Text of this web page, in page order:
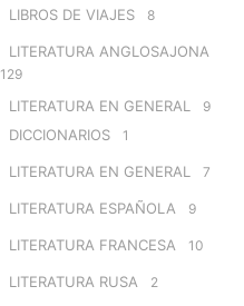
LIBROS DE VIAJES 8
LITERATURA ANGLOSAJONA
129
LITERATURA EN GENERAL 9
DICCIONARIOS 1
LITERATURA EN GENERAL 7
LITERATURA ESPAÑOLA 9
LITERATURA FRANCESA 10
LITERATURA RUSA 2